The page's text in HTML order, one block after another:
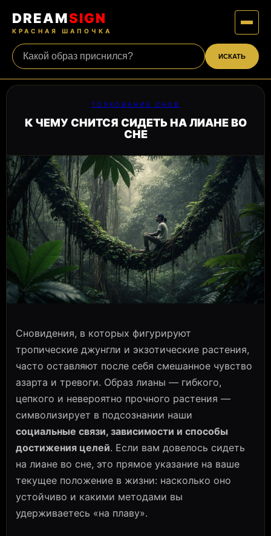
DREAMSIGN
КРАСНАЯ ШАПОЧКА
ИСКАТЬ
ТОЛКОВАНИЕ СНОВ
К ЧЕМУ СНИТСЯ СИДЕТЬ НА ЛИАНЕ ВО
СНЕ
Сновидения, в которых фигурируют
тропические джунгли и экзотические растения,
часто оставляют после себя смешанное чувство
азарта и тревоги. Образ лианы — гибкого,
цепкого и невероятно прочного растения —
символизирует в подсознании наши
социальные связи, зависимости и способы
достижения целей. Если вам довелось сидеть
на лиане во сне, это прямое указание на ваше
текущее положение в жизни: насколько оно
устойчиво и какими методами вы
удерживаетесь «на плаву».